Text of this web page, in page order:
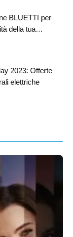
BLUETTI per
della tua…
2023: Offerte
elettriche